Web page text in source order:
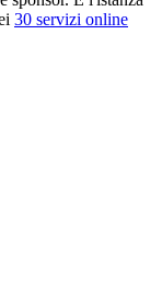
30 servizi online